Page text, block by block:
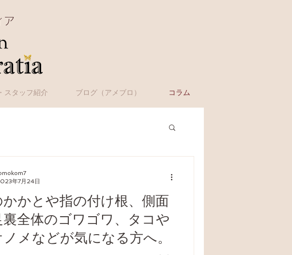
ア
スタッフ紹介 ブログ（アメブロ） コラム
かかとや指の付け根、側面
裏全体のゴワゴワ、タコや
ノメなどが気になる方へ。
年7月24日